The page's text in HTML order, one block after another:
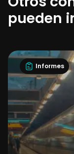
pueden
Informes